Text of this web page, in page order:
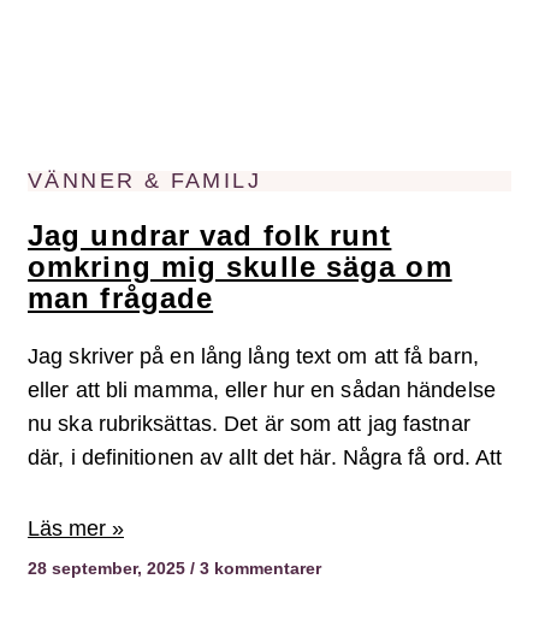
VÄNNER & FAMILJ
Jag undrar vad folk runt
omkring mig skulle säga om
man frågade
Jag skriver på en lång lång text om att få barn,
eller att bli mamma, eller hur en sådan händelse
nu ska rubriksättas. Det är som att jag fastnar
där, i definitionen av allt det här. Några få ord. Att
Läs mer »
28 september, 2025 3 kommentarer